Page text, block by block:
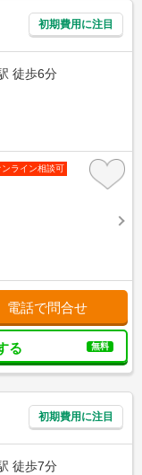
初期費用に注目
徒歩6分
ンライン相談可
電話で問合せ
る 無料
初期費用に注目
徒歩7分